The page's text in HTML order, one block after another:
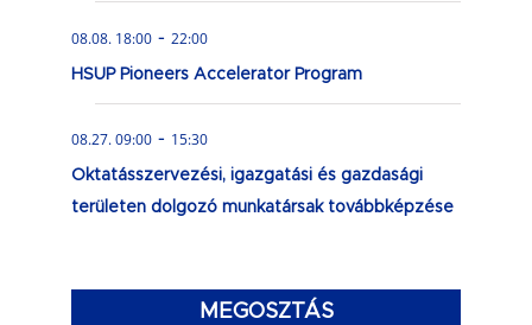
08.08. 18:00 - 22:00
HSUP Pioneers Accelerator Program
08.27. 09:00 - 15:30
Oktatásszervezési, igazgatási és gazdasági
területen dolgozó munkatársak továbbképzése
MEGOSZTÁS